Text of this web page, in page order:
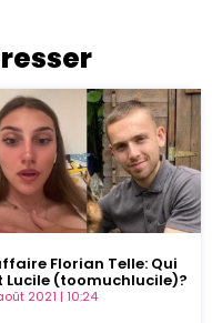
Florian Telle: Qui
Lucile (toomuchlucile)?
2021 10:24